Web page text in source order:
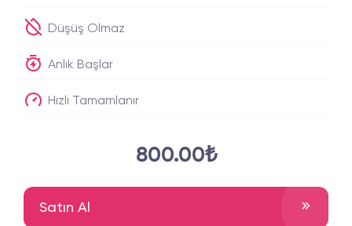
Düşüş Olmaz
Anlık Başlar
Hızlı Tamamlanır
800.00₺
Satın Al